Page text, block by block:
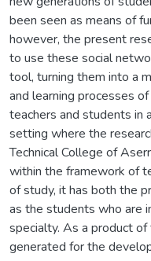
been seen as means of
however, the present
to use these social
tool, turning them into a
and learning processes
teachers and students in
setting where the
Technical College of
within the framework of
of study, it has both the
as the students who are
specialty. As a product
generated for the